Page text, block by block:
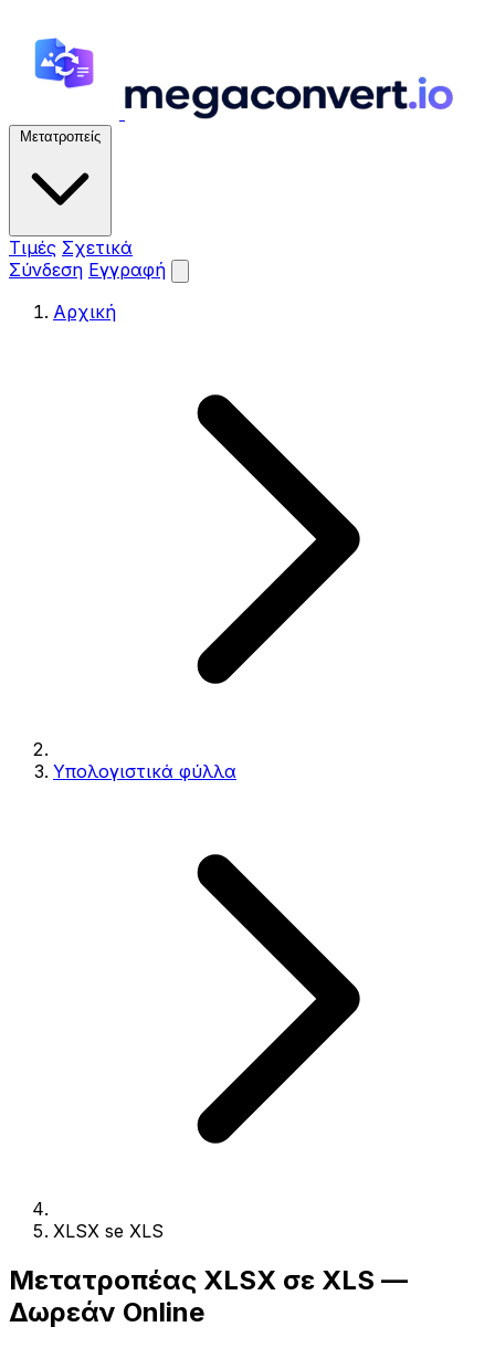
Μετατροπείς
Τιμές Σχετικά
Σύνδεση Εγγραφή
Αρχική
Υπολογιστικά φύλλα
XLSX se XLS
Μετατροπέας XLSX σε XLS —
Δωρεάν Online